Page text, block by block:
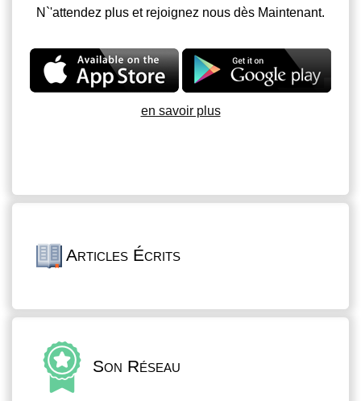
N`'attendez plus et rejoignez nous dès Maintenant.
en savoir plus
Articles Écrits
Son Réseau